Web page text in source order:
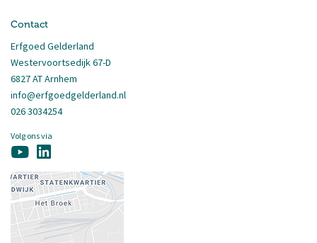
Contact
Erfgoed Gelderland
Westervoortsedijk 67-D
6827 AT Arnhem
info@erfgoedgelderland.nl
026 3034254
Volg ons via